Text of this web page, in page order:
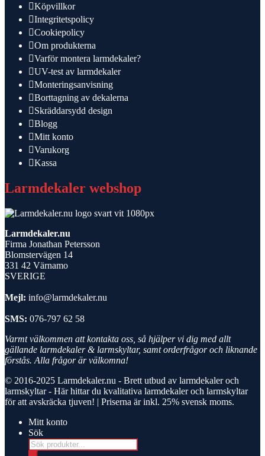
Köpvillkor
Integritetspolicy
Cookiepolicy
Om produkterna
Varför montera larmdekaler?
UV-test av larmdekaler
Monteringsanvisning
Borttagning av dekalerna
Skräddarsydd design
Blogg
Mitt konto
Varukorg
Kassa
Larmdekaler webshop
Larmdekaler.nu
Firma Jonathan Petersson
Blomstervägen 14
331 42 Värnamo
SVERIGE
Mejl: info@larmdekaler.nu
SMS: 076-797 62 58
Varmt välkommen att kontakta oss, så hjälper vi dig med allt
gällande larmdekaler & larmskyltar, samt orderfrågor och liknande
förstås. Alla frågor är välkomna!
© 2016-2025 Larmdekaler.nu - Brett utbud av larmdekaler och
larmskyltar- Här hittar du kvalitativa larmdekaler och larmskyltar
för att avskräcka tjuven! | Priserna är inkl. 25% svensk moms.
Mitt konto
Sök
Products
search